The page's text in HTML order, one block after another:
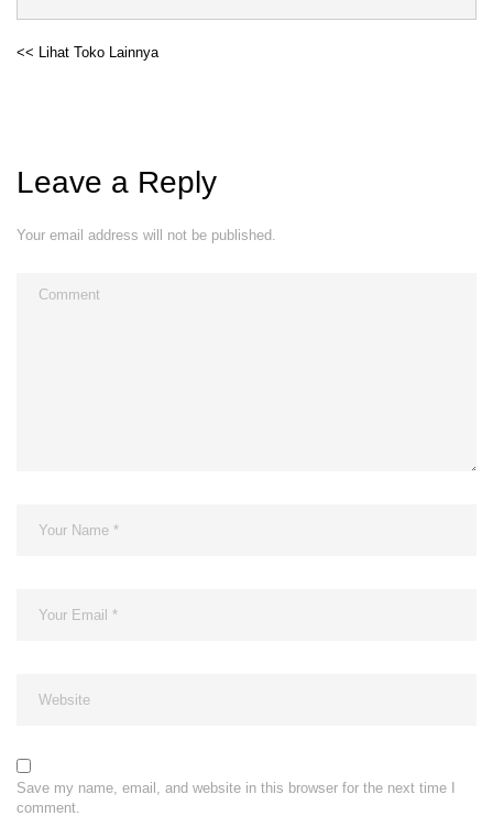
<< Lihat Toko Lainnya
Leave a Reply
Your email address will not be published.
Save my name, email, and website in this browser for the next time I
comment.